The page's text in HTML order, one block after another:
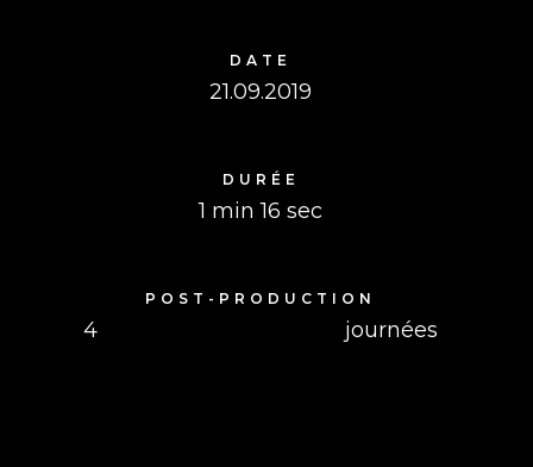
DATE
21.09.2019
DURÉE
1 min 16 sec
POST-PRODUCTION
4 journées